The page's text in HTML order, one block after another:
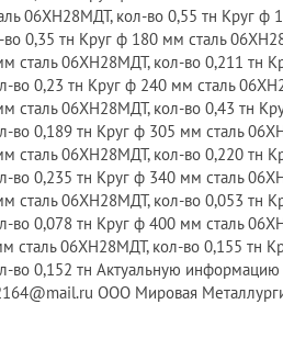
06ХН28МДТ, кол-во 0,55 тн Круг ф
0,35 тн Круг ф 180 мм сталь
сталь 06ХН28МДТ, кол-во 0,211 тн
0,23 тн Круг ф 240 мм сталь
сталь 06ХН28МДТ, кол-во 0,43 тн
0,189 тн Круг ф 305 мм сталь
сталь 06ХН28МДТ, кол-во 0,220 тн
0,235 тн Круг ф 340 мм сталь
сталь 06ХН28МДТ, кол-во 0,053 тн
0,078 тн Круг ф 400 мм сталь
сталь 06ХН28МДТ, кол-во 0,155 тн
0,152 тн Актуальную
ООО Мировая